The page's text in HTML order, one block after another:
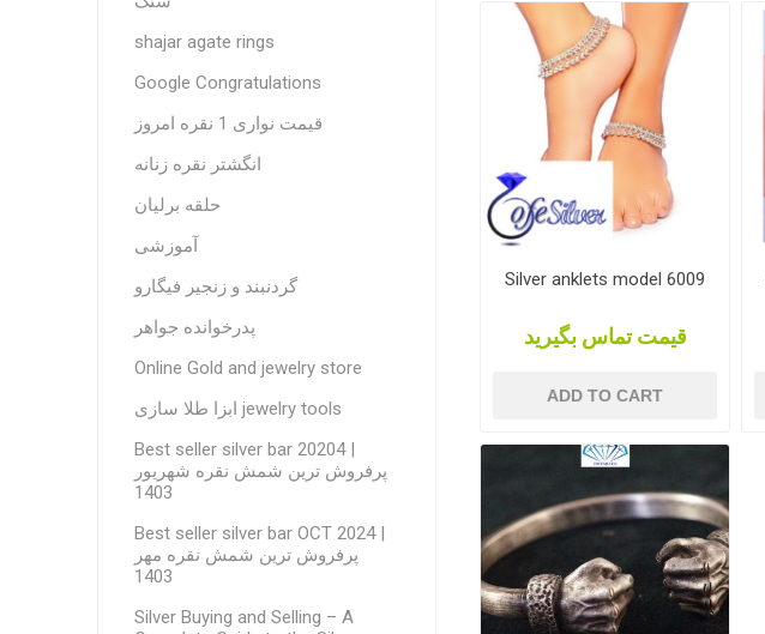
Silver anklets model 6009
قیمت تماس بگیرید
ADD TO CART
shajar agate rings
Google Congratulations
قیمت نواری 1 نقره امروز
انگشتر نقره زنانه
حلقه برلیان
آموزشی
گردنبند و زنجیر فیگارو
پدرخوانده جواهر
Online Gold and jewelry store
ابزا طلا سازی jewelry tools
Best seller silver bar 20204 |
پرفروش ترین شمش نقره شهریور
1403
Best seller silver bar OCT 2024 |
پرفروش ترین شمش نقره مهر
1403
Silver Buying and Selling – A